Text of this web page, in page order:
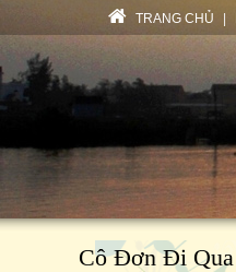
TRANG CHỦ
Cô Đơn Đi Qua